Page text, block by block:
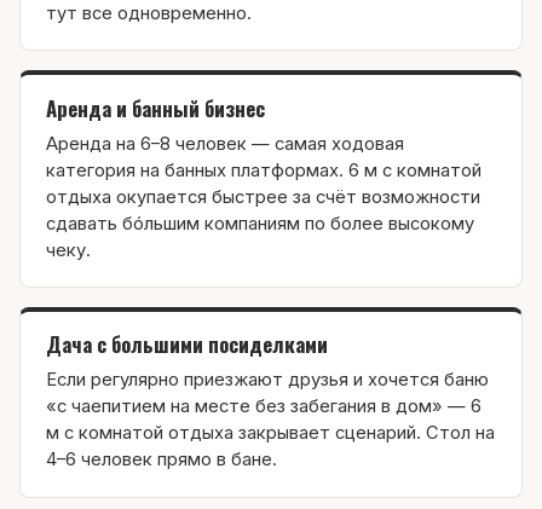
тут все одновременно.
Аренда и банный бизнес
Аренда на 6–8 человек — самая ходовая
категория на банных платформах. 6 м с комнатой
отдыха окупается быстрее за счёт возможности
сдавать бóльшим компаниям по более высокому
чеку.
Дача с большими посиделками
Если регулярно приезжают друзья и хочется баню
«с чаепитием на месте без забегания в дом» — 6
м с комнатой отдыха закрывает сценарий. Стол на
4–6 человек прямо в бане.